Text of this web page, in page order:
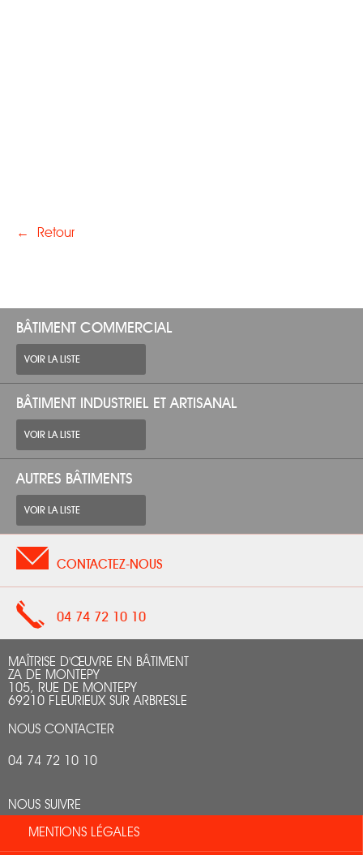
← Retour
BÂTIMENT COMMERCIAL
VOIR LA LISTE
BÂTIMENT INDUSTRIEL ET ARTISANAL
VOIR LA LISTE
AUTRES BÂTIMENTS
VOIR LA LISTE
CONTACTEZ-NOUS
04 74 72 10 10
MAÎTRISE D'ŒUVRE EN BÂTIMENT
ZA DE MONTEPY
105, RUE DE MONTEPY
69210 FLEURIEUX SUR ARBRESLE
NOUS CONTACTER
04 74 72 10 10
NOUS SUIVRE
MENTIONS LÉGALES